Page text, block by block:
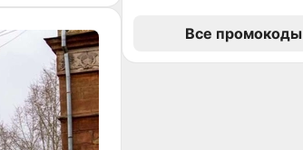
Все промокоды